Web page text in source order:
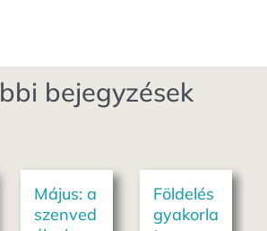
bejegyzések
Május: a
szenved
Földelés
gyakorla